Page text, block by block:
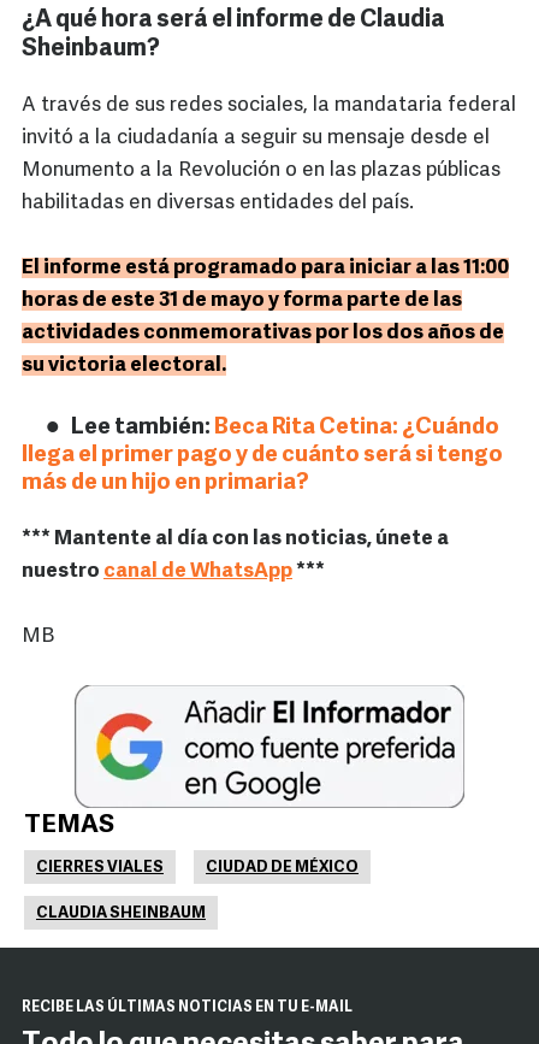
¿A qué hora será el informe de Claudia
Sheinbaum?
A través de sus redes sociales, la mandataria federal
invitó a la ciudadanía a seguir su mensaje desde el
Monumento a la Revolución o en las plazas públicas
habilitadas en diversas entidades del país.
El informe está programado para iniciar a las 11:00
horas de este 31 de mayo y forma parte de las
actividades conmemorativas por los dos años de
su victoria electoral.
Lee también: Beca Rita Cetina: ¿Cuándo
llega el primer pago y de cuánto será si tengo
más de un hijo en primaria?
*** Mantente al día con las noticias, únete a
nuestro canal de WhatsApp***
MB
TEMAS
CIERRES VIALES CIUDAD DE MÉXICO
CLAUDIA SHEINBAUM
RECIBE LAS ÚLTIMAS NOTICIAS EN TU E-MAIL